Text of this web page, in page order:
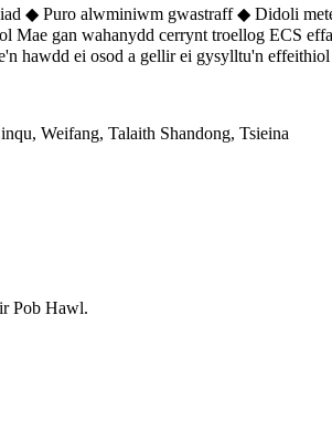
◆ Puro alwminiwm gwastraff ◆ Didoli
Mae gan wahanydd cerrynt troellog ECS
hawdd ei osod a gellir ei gysylltu'n
Weifang, Talaith Shandong, Tsieina
Pob Hawl.